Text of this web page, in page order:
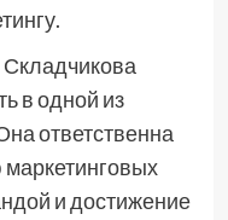
в одной из
ответственна
маркетинговых
и достижение